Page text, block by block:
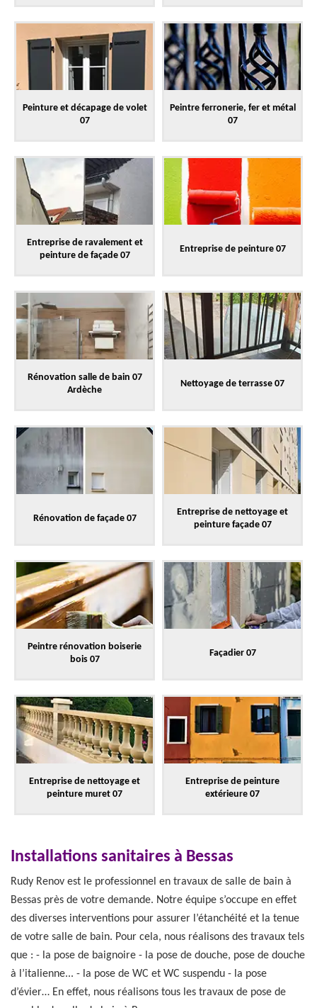
Peinture et décapage de volet
07
Peintre ferronerie, fer et métal
07
Entreprise de ravalement et
peinture de façade 07
Entreprise de peinture 07
Rénovation salle de bain 07
Ardèche
Nettoyage de terrasse 07
Rénovation de façade 07
Entreprise de nettoyage et
peinture façade 07
Peintre rénovation boiserie
bois 07
Façadier 07
Entreprise de nettoyage et
peinture muret 07
Entreprise de peinture
extérieure 07
Installations sanitaires à Bessas
Rudy Renov est le professionnel en travaux de salle de bain à
Bessas près de votre demande. Notre équipe s’occupe en effet
des diverses interventions pour assurer l’étanchéité et la tenue
de votre salle de bain. Pour cela, nous réalisons des travaux tels
que : - la pose de baignoire - la pose de douche, pose de douche
à l’italienne... - la pose de WC et WC suspendu - la pose
d’évier… En effet, nous réalisons tous les travaux de pose de